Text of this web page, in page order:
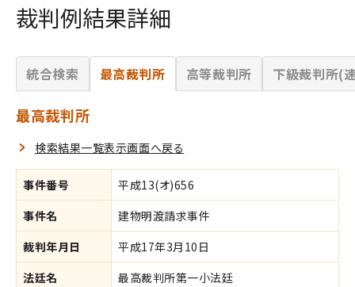
裁判例結果詳細
統合検索 最高裁判所 高等裁判所 下級裁判所(
最高裁判所
検索結果一覧表示画面へ戻る
事件番号
平成13(オ)656
事件名
建物明渡請求事件
裁判年月日
平成17年3月10日
法廷名
最高裁判所第一小法廷